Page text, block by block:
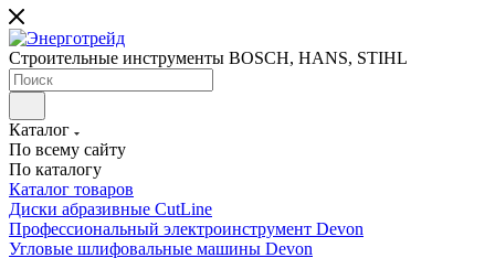
Строительные инструменты BOSCH, HANS, STIHL
Каталог
По всему сайту
По каталогу
Каталог товаров
Диски абразивные CutLine
Профессиональный электроинструмент Devon
Угловые шлифовальные машины Devon